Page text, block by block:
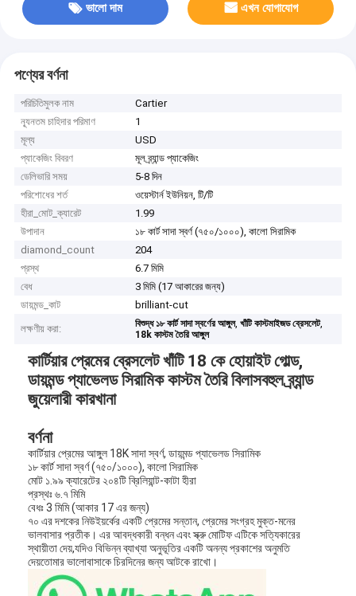
ভালো দাম এখন যোগাযোগ
পণ্যের বর্ণনা
পরিচিতিমুলক নাম
Cartier
ন্যূনতম চাহিদার পরিমাণ
1
মূল্য
USD
প্যাকেজিং বিবরণ
মূল ব্র্যান্ড প্যাকেজিং
ডেলিভারি সময়
5-8 দিন
পরিশোধের শর্ত
ওয়েস্টার্ন ইউনিয়ন, টি/টি
হীরা_মোট_ক্যারেট
1.99
উপাদান
১৮ কার্ট সাদা স্বর্ণ (৭৫০/১০০০), কালো সিরামিক
diamond_count
204
প্রস্থ
6.7 মিমি
বেধ
3 মিমি (17 আকারের জন্য)
ডায়মন্ড_কাট
brilliant-cut
লক্ষণীয় করা:
বিশুদ্ধ ১৮ কার্ট সাদা স্বর্ণের আঙ্গুল,খাঁটি কাস্টমাইজড ব্রেসলেট,
18k কাস্টম তৈরি আঙ্গুল
কার্টিয়ার প্রেমের ব্রেসলেট খাঁটি 18 কে হোয়াইট গোল্ড,
ডায়মন্ড প্যাভেলড সিরামিক কাস্টম তৈরি বিলাসবহুল ব্র্যান্ড
জুয়েলারী কারখানা
বর্ণনা
কার্টিয়ার প্রেমের আঙ্গুল 18K সাদা স্বর্ণ, ডায়মন্ড প্যাভেলড সিরামিক
১৮ কার্ট সাদা স্বর্ণ (৭৫০/১০০০), কালো সিরামিক
মোট ১.৯৯ ক্যারেটের ২০৪টি ব্রিলিয়ান্ট-কাটা হীরা
প্রস্থঃ ৬.৭ মিমি
বেধঃ 3 মিমি (আকার 17 এর জন্য)
৭০ এর দশকের নিউইয়র্কের একটি প্রেমের সন্তান, প্রেমের সংগ্রহ মুক্ত-মনের
ভালবাসার প্রতীক। এর আবদ্ধকারী বন্ধন এবং স্ক্রু মোটিফ এটিকে সত্যিকারের
স্থায়ীতা দেয়,যদিও বিভিন্ন ব্যাখ্যা অনুভূতির একটি অনন্য প্রকাশের অনুমতি
দেয়তোমার ভালোবাসাকে চিরদিনের জন্য আটকে রাখো।